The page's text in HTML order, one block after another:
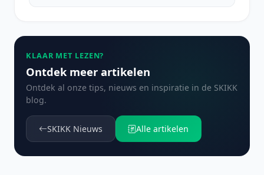
KLAAR MET LEZEN?
Ontdek meer artikelen
Ontdek al onze tips, nieuws en inspiratie in de SKIKK
blog.
SKIKK Nieuws Alle artikelen